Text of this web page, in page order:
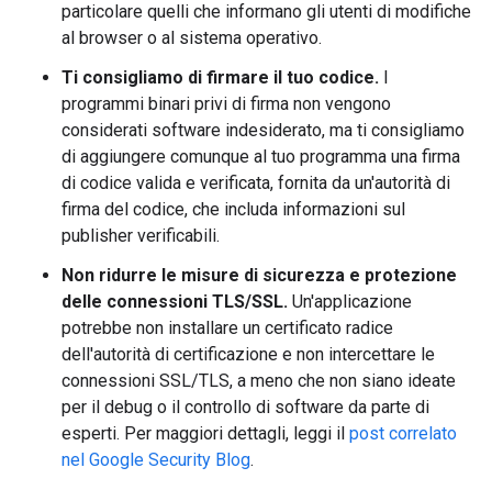
particolare quelli che informano gli utenti di modifiche
al browser o al sistema operativo.
Ti consigliamo di firmare il tuo codice. I
programmi binari privi di firma non vengono
considerati software indesiderato, ma ti consigliamo
di aggiungere comunque al tuo programma una firma
di codice valida e verificata, fornita da un'autorità di
firma del codice, che includa informazioni sul
publisher verificabili.
Non ridurre le misure di sicurezza e protezione
delle connessioni TLS/SSL. Un'applicazione
potrebbe non installare un certificato radice
dell'autorità di certificazione e non intercettare le
connessioni SSL/TLS, a meno che non siano ideate
per il debug o il controllo di software da parte di
esperti. Per maggiori dettagli, leggi il post correlato
nel Google Security Blog.